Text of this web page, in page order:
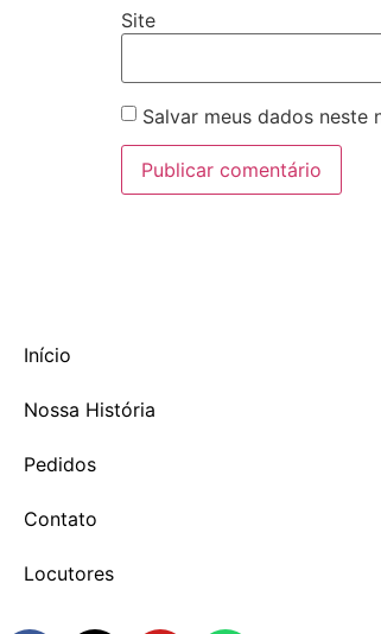
Site
Salvar meus dados neste
Início
Nossa História
Pedidos
Contato
Locutores